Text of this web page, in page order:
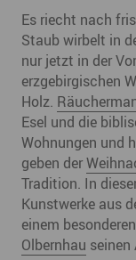
Es riecht nach
Staub wirbelt in
nur jetzt in der
erzgebirgischen
Holz.
Esel und die
Wohnungen und
geben der
Tradition. In
Kunstwerke aus
einem
Olbernhau